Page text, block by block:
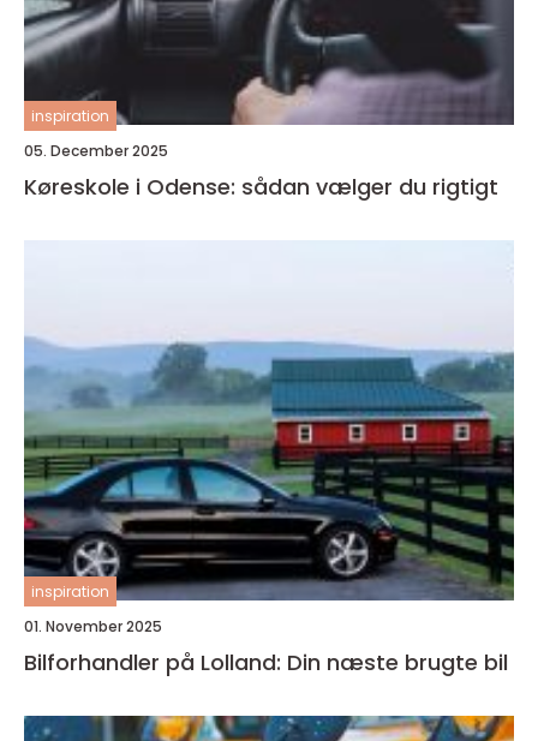
inspiration
05. December 2025
Køreskole i Odense: sådan vælger du rigtigt
inspiration
01. November 2025
Bilforhandler på Lolland: Din næste brugte bil